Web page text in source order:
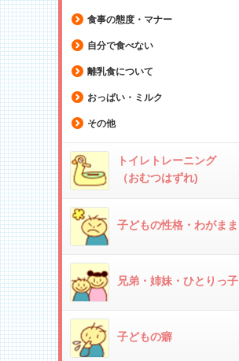
食事の態度・マナー
自分で食べない
離乳食について
おっぱい・ミルク
その他
トイレトレーニング
（おむつはずれ)
子どもの性格・わがまま
兄弟・姉妹・ひとりっ子
子どもの癖